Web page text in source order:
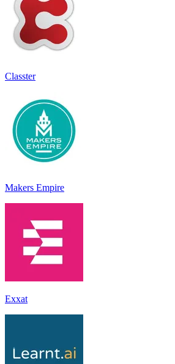
Classter
Makers Empire
Exxat